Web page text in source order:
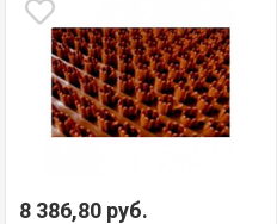
8 386,80 руб.